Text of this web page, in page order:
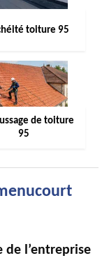
toiture 95
de toiture
95
de l’entreprise